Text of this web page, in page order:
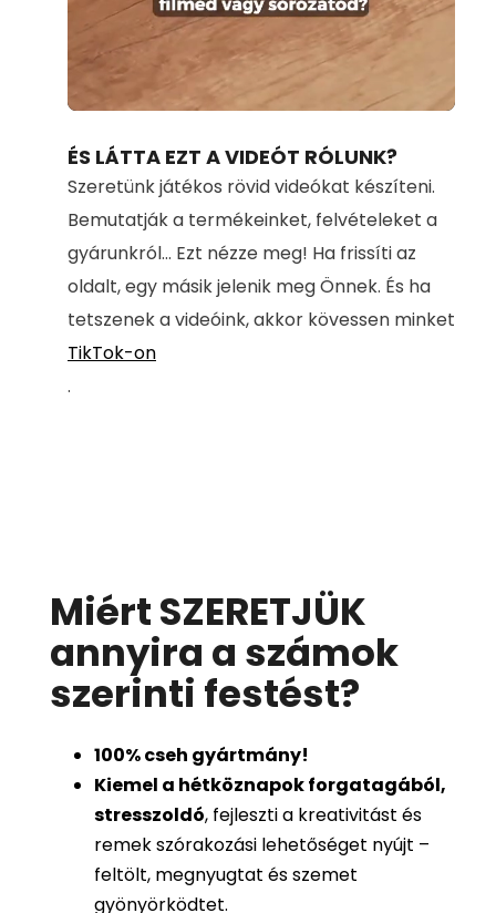
Unmute
100.00%
ÉS LÁTTA EZT A VIDEÓT RÓLUNK?
Szeretünk játékos rövid videókat készíteni.
Bemutatják a termékeinket, felvételeket a
gyárunkról... Ezt nézze meg! Ha frissíti az
oldalt, egy másik jelenik meg Önnek. És ha
tetszenek a videóink, akkor kövessen minket
TikTok-on
.
Miért SZERETJÜK
annyira a számok
szerinti festést?
100%cseh gyártmány!
Kiemel a hétköznapok forgatagából,
stresszoldó, fejleszti a kreativitást és
remek szórakozási lehetőséget nyújt –
feltölt, megnyugtat és szemet
gyönyörködtet.